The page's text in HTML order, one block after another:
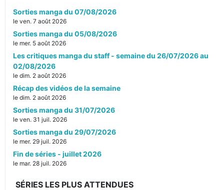
Sorties manga du 07/08/2026
le ven. 7 août 2026
Sorties manga du 05/08/2026
le mer. 5 août 2026
Les critiques manga du staff - semaine du 26/07/2026 au
02/08/2026
le dim. 2 août 2026
Récap des vidéos de la semaine
le dim. 2 août 2026
Sorties manga du 31/07/2026
le ven. 31 juil. 2026
Sorties manga du 29/07/2026
le mer. 29 juil. 2026
Fin de séries - juillet 2026
le mar. 28 juil. 2026
SÉRIES LES PLUS ATTENDUES